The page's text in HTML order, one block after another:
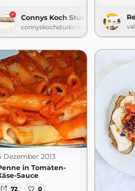
Connys Koch Studio
connyskochstudio.wordpress.com
Dezember 2013
in Tomaten-
Sauce
72 0